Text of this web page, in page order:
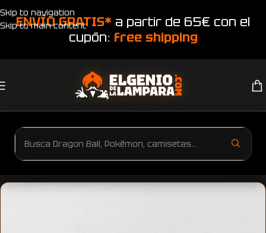
Skip to navigation
Skip to main content
ENVÍO GRATIS* a partir de 65€ con el
cupón: free shipping
Inicio Productos etiquetados “taza Streets of Rage”